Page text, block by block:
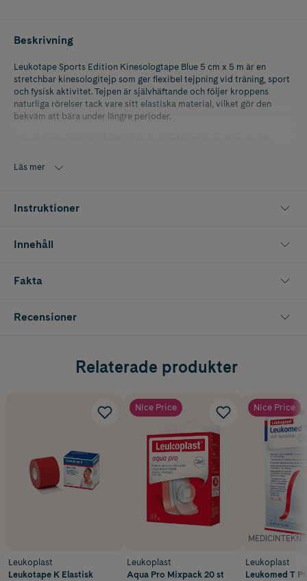
Beskrivning
Leukotape Sports Edition Kinesologtape Blue 5 cm x 5 m är en
stretchbar kinesologitejp som ger flexibel tejpning vid träning, sport
och fysisk aktivitet. Tejpen är självhäftande och följer kroppens
naturliga rörelser tack vare sitt elastiska material, vilket gör den
bekväm att bära under längre perioder.
limmet bidrar till att tejpen sitter säkert på huden under vardagens
sporttejp för rörelsefrihet och komfort vid fysisk aktivitet. Den blå
Läs mer
Instruktioner
Innehåll
Fakta
Recensioner
Relaterade produkter
Leukoplast
Leukotape K Elastisk
Nice Price
Leukoplast
Aqua Pro Mixpack 20 st
Nice Price
Leukoplast
Leukomed T